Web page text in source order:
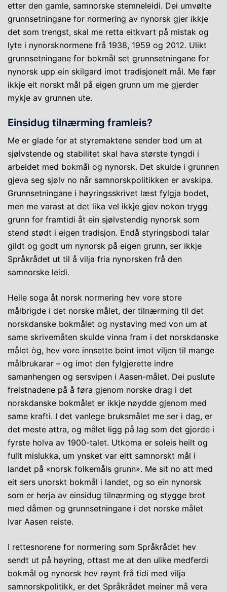
etter den gamle, samnorske stemneleidi. Dei umvølte
grunnsetningane for normering av nynorsk gjer ikkje
det som trengst, skal me retta eitkvart på mistak og
lyte i nynorsknormene frå 1938, 1959 og 2012. Ulikt
grunnsetningane for bokmål set grunnsetningane for
nynorsk upp ein skilgard imot tradisjonelt mål. Me fær
ikkje eit norskt mål på eigen grunn um me gjerder
mykje av grunnen ute.
Einsidug tilnærming framleis?
Me er glade for at styremaktene sender bod um at
sjølvstende og stabilitet skal hava største tyngdi i
arbeidet med bokmål og nynorsk. Det skulde i grunnen
gjeva seg sjølv no når samnorskpolitikken er avskipa.
Grunnsetningane i høyringsskrivet læst fylgja bodet,
men me varast at det lika vel ikkje gjev nokon trygg
grunn for framtidi åt ein sjølvstendig nynorsk som
stend stødt i eigen tradisjon. Endå styringsbodi talar
gildt og godt um nynorsk på eigen grunn, ser ikkje
Språkrådet ut til å vilja fria nynorsken frå den
samnorske leidi.
Heile soga åt norsk normering hev vore store
målbrigde i det norske målet, der tilnærming til det
norskdanske bokmålet og nystaving med von um at
same skrivemåten skulde vinna fram i det norskdanske
målet òg, hev vore innsette beint imot viljen til mange
målbrukarar – og imot den fylgjerette indre
samanhengen og sersvipen i Aasen-målet. Dei puslute
freistnadene på å føra gjenom norske drag i det
norskdanske bokmålet er ikkje nøydde gjenom med
same krafti. I det vanlege bruksmålet me ser i dag, er
det meste attra, og målet ligg på lag som det gjorde i
fyrste holva av 1900-talet. Utkoma er soleis heilt og
fullt mislukka, um ynsket var eitt samnorskt mål i
landet på «norsk folkemåls grunn». Me sit no att med
eit sers unorskt bokmål i landet, og so ein nynorsk
som er herja av einsidug tilnærming og stygge brot
med dåmen og grunnsetningane i det norske målet
Ivar Aasen reiste.
I rettesnorene for normering som Språkrådet hev
sendt ut på høyring, ottast me at den ulike medferdi
bokmål og nynorsk hev røynt frå tidi med vilja
samnorskpolitikk, er det Språkrådet meiner må vera